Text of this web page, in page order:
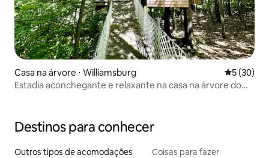
Casa na árvore ⋅ Williamsburg 5 de uma
5 (30)
Estadia aconchegante e relaxante na casa na árvore do
Destinos para conhecer
Outros tipos de acomodações Coisas para fazer